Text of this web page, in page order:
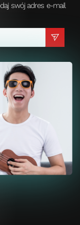
swój adres e-mail